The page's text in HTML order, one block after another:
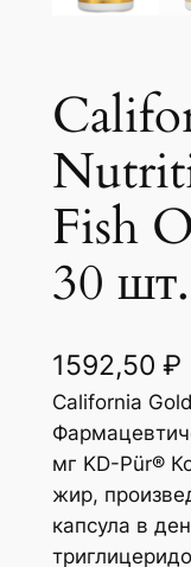
Fish
30 шт.
1592,50 ₽
California
мг KD-Pür®
жир,
капсула в